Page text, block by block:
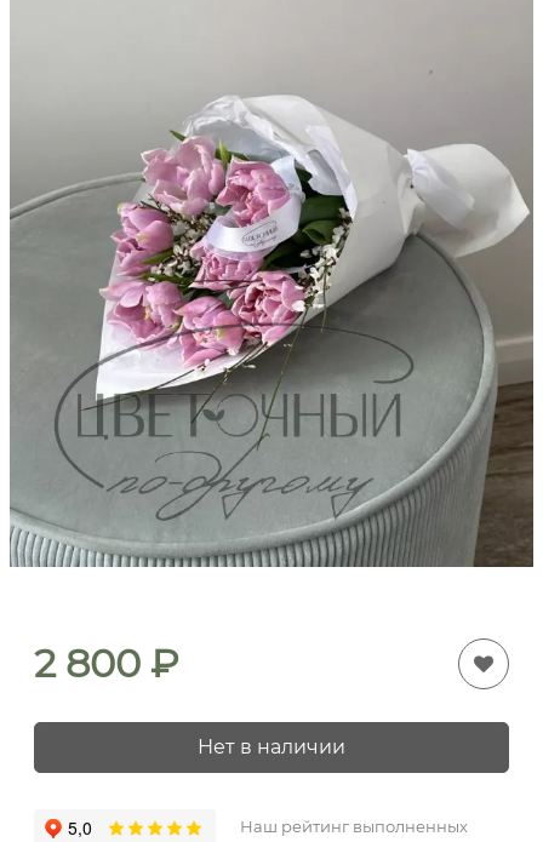
2 800 ₽
Нет в наличии
Наш рейтинг выполненных